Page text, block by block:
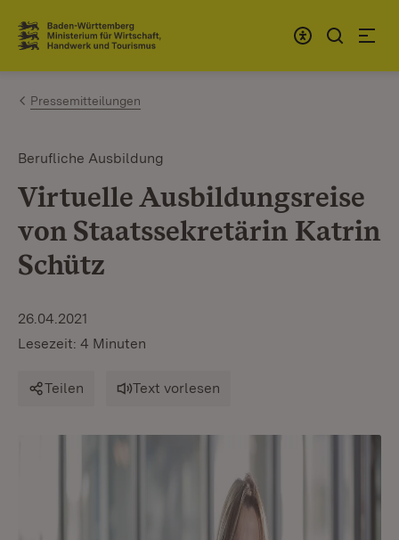
Zum Inhalt springen
Link zur Startseite
Pressemitteilungen
Berufliche Ausbildung
Virtuelle Ausbildungsreise
von Staatssekretärin Katrin
Schütz
26.04.2021
Lesezeit: 4 Minuten
Teilen Text vorlesen